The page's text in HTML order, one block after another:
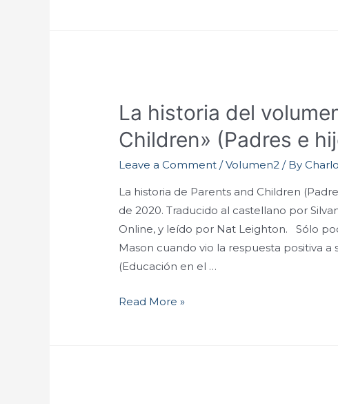
La historia del
Children» (Padres e
Leave a Comment /Volumen2 / By
La historia de Parents and Children
de 2020. Traducido al castellano por
Online, y leído por Nat Leighton. Sólo
Mason cuando vio la respuesta positiva
(Educación en el …
Read More »